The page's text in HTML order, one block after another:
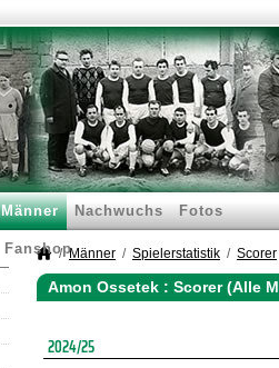
Männer Nachwuchs Fotos
FanshopMänner Spielerstatistik Scorer
Amon Ossetek : Scorer (Alle
2024/25